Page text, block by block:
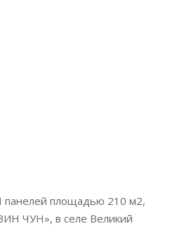
панелей площадью 210 м2,
ЧУН», в селе Великий